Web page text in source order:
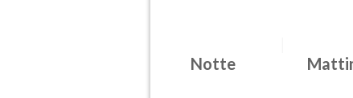
Notte